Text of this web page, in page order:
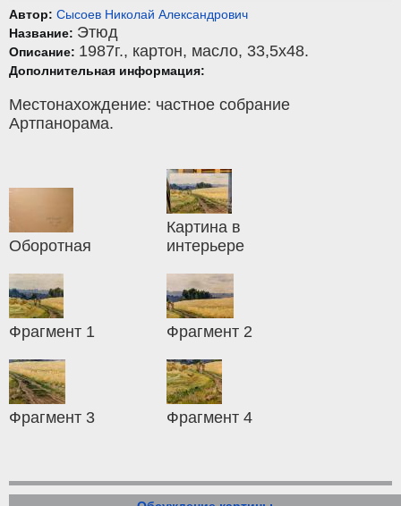
Автор: Сысоев Николай Александрович
Название: Этюд
Описание: 1987г., картон, масло, 33,5x48.
Дополнительная информация:
Местонахождение: частное собрание
Артпанорама.
Оборотная
Картина в
интерьере
Фрагмент 1 Фрагмент 2
Фрагмент 3 Фрагмент 4